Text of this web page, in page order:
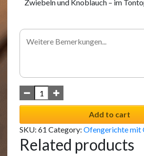
Zwiebeln und Knoblauch – im
Add to cart
SKU: 61 Category: Ofengerichte mit
Related products